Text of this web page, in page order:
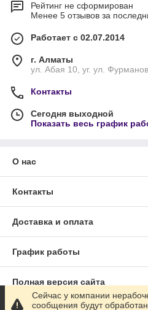
Рейтинг не сформирован
Менее 5 отзывов за
Работает с 02.07.2014
г. Алматы
ул. Абая 10, уг. ул.
Контакты
Сегодня выходной
Показать весь график
О нас
Контакты
Доставка и оплата
График работы
Полная версия сайта
Сейчас у компании
сообщения будут